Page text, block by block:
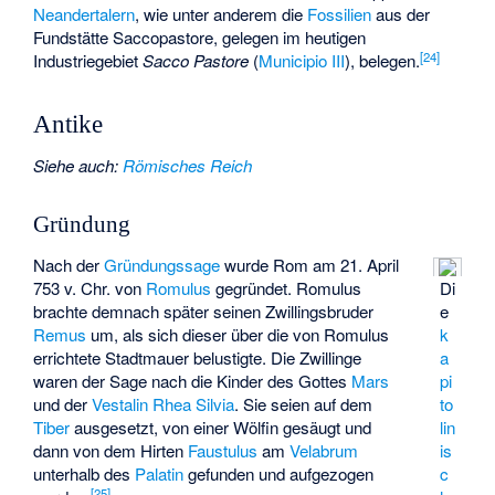
Neandertalern, wie unter anderem die Fossilienaus der
FundstätteSaccopastore, gelegen im heutigen
IndustriegebietSacco Pastore (Municipio III), belegen.[24]
Antike
Siehe auch: Römisches Reich
Gründung
Di
e
k
a
pi
to
lin
is
c
Nach derGründungssagewurde Rom am 21. April
753 v. Chr. von Romulus gegründet. Romulus
brachte demnach später seinen Zwillingsbruder
Remus um, als sich dieser über die von Romulus
errichtete Stadtmauer belustigte. Die Zwillinge
waren der Sage nach die Kinder des Gottes Mars
und derVestalin Rhea Silvia. Sie seien auf dem
Tiberausgesetzt, von einer Wölfin gesäugt und
dann von dem Hirten Faustulus amVelabrum
unterhalb des Palatingefunden und aufgezogen